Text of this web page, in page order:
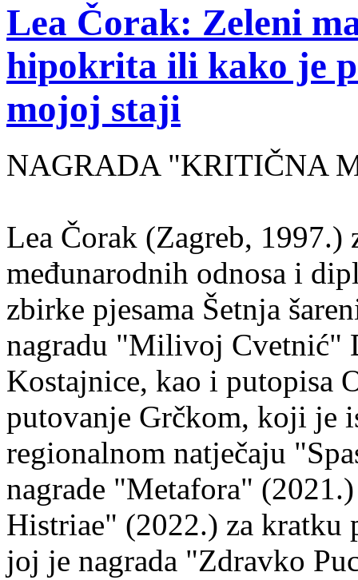
Lea Čorak: Zeleni
hipokrita ili kako je
mojoj staji
NAGRADA "KRITIČNA
Lea Čorak (Zagreb,
međunarodnih odnosa i
zbirke pjesama Šetnja
nagradu "Milivoj Cvetnić"
Kostajnice, kao i putopisa
putovanje Grčkom, koji je
regionalnom natječaju
nagrade "Metafora"
Histriae" (2022.) za kratku
joj je nagrada "Zdravko